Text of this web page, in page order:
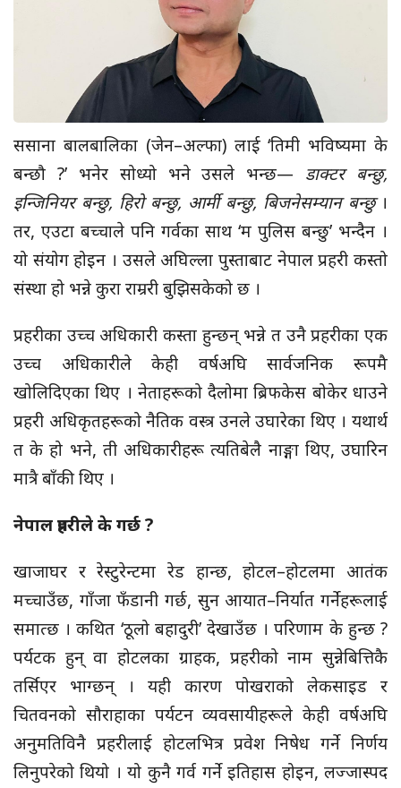
ससाना बालबालिका (जेन–अल्फा) लाई ‘तिमी भविष्यमा के
बन्छौ ?’ भनेर सोध्यो भने उसले भन्छ— डाक्टर बन्छु,
इन्जिनियर बन्छु, हिरो बन्छु, आर्मी बन्छु, बिजनेसम्यान बन्छु।
तर, एउटा बच्चाले पनि गर्वका साथ ‘म पुलिस बन्छु’ भन्दैन ।
यो संयोग होइन । उसले अघिल्ला पुस्ताबाट नेपाल प्रहरी कस्तो
संस्था हो भन्ने कुरा राम्ररी बुझिसकेको छ ।
प्रहरीका उच्च अधिकारी कस्ता हुन्छन् भन्ने त उनै प्रहरीका एक
उच्च अधिकारीले केही वर्षअघि सार्वजनिक रूपमै
खोलिदिएका थिए । नेताहरूको दैलोमा ब्रिफकेस बोकेर धाउने
प्रहरी अधिकृतहरूको नैतिक वस्त्र उनले उघारेका थिए । यथार्थ
त के हो भने, ती अधिकारीहरू त्यतिबेलै नाङ्गा थिए, उघारिन
मात्रै बाँकी थिए ।
नेपाल प्रहरीले के गर्छ ?
खाजाघर र रेस्टुरेन्टमा रेड हान्छ, होटल–होटलमा आतंक
मच्चाउँछ, गाँजा फँडानी गर्छ, सुन आयात–निर्यात गर्नेहरूलाई
समात्छ । कथित ‘ठूलो बहादुरी’ देखाउँछ । परिणाम के हुन्छ ?
पर्यटक हुन् वा होटलका ग्राहक, प्रहरीको नाम सुन्नेबित्तिकै
तर्सिएर भाग्छन् । यही कारण पोखराको लेकसाइड र
चितवनको सौराहाका पर्यटन व्यवसायीहरूले केही वर्षअघि
अनुमतिविनै प्रहरीलाई होटलभित्र प्रवेश निषेध गर्ने निर्णय
लिनुपरेको थियो । यो कुनै गर्व गर्ने इतिहास होइन, लज्जास्पद